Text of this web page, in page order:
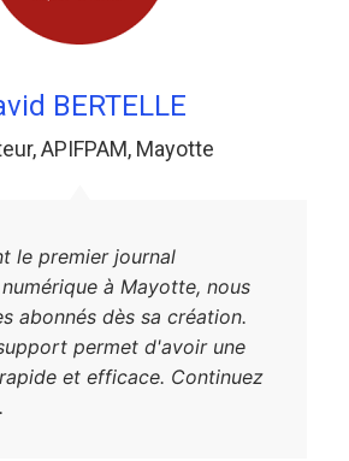
BERTELLE
,APIFPAM, Mayotte
le premier journal
à Mayotte, nous
abonnés dès sa création.
permet d'avoir une
et efficace. Continuez